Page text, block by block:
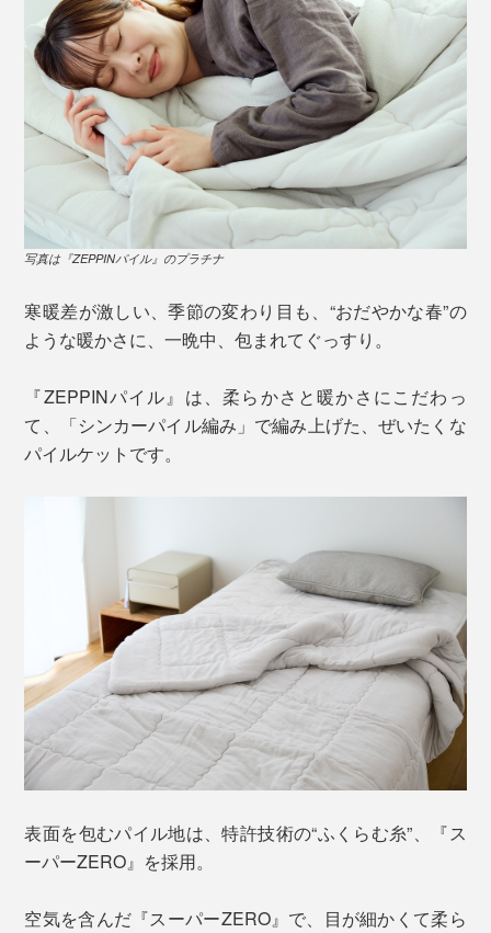
写真は『ZEPPINパイル』のプラチナ
寒暖差が激しい、季節の変わり目も、“おだやかな春”の
ような暖かさに、一晩中、包まれてぐっすり。
『ZEPPINパイル』は、柔らかさと暖かさにこだわっ
て、「シンカーパイル編み」で編み上げた、ぜいたくな
パイルケットです。
表面を包むパイル地は、特許技術の“ふくらむ糸”、『ス
ーパーZERO』を採用。
空気を含んだ『スーパーZERO』で、目が細かくて柔ら